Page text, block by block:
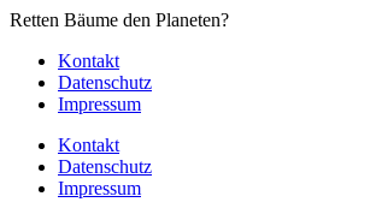
Retten Bäume den Planeten?
Kontakt
Datenschutz
Impressum
Kontakt
Datenschutz
Impressum